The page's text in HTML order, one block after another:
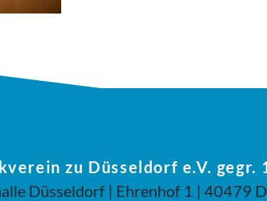
zu Düsseldorf e.V. gegr.
Düsseldorf | Ehrenhof 1 | 40479